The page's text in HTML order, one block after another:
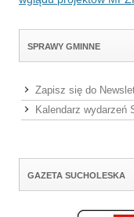
SPRAWY GMINNE
Zapisz się do
Kalendarz wydarzeń
GAZETA SUCHOLESKA